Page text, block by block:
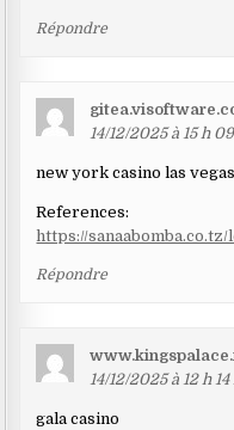
Répondre
14/12/2025 à 15 h
new york casino las vegas
References:
https://
Répondre
14/12/2025 à 12 h
gala casino